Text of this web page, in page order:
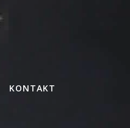
KONTAKT